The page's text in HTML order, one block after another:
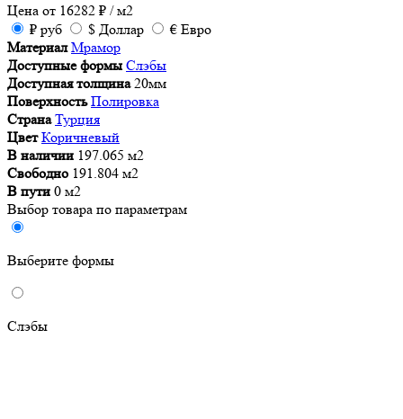
Цена от 16282 ₽ / м2
₽ руб $ Доллар € Евро
Материал Мрамор
Доступные формы Слэбы
Доступная толщина 20мм
Поверхность Полировка
Страна Турция
Цвет Коричневый
В наличии 197.065 м2
Свободно 191.804 м2
В пути 0 м2
Выбор товара по параметрам
Выберите формы
Слэбы